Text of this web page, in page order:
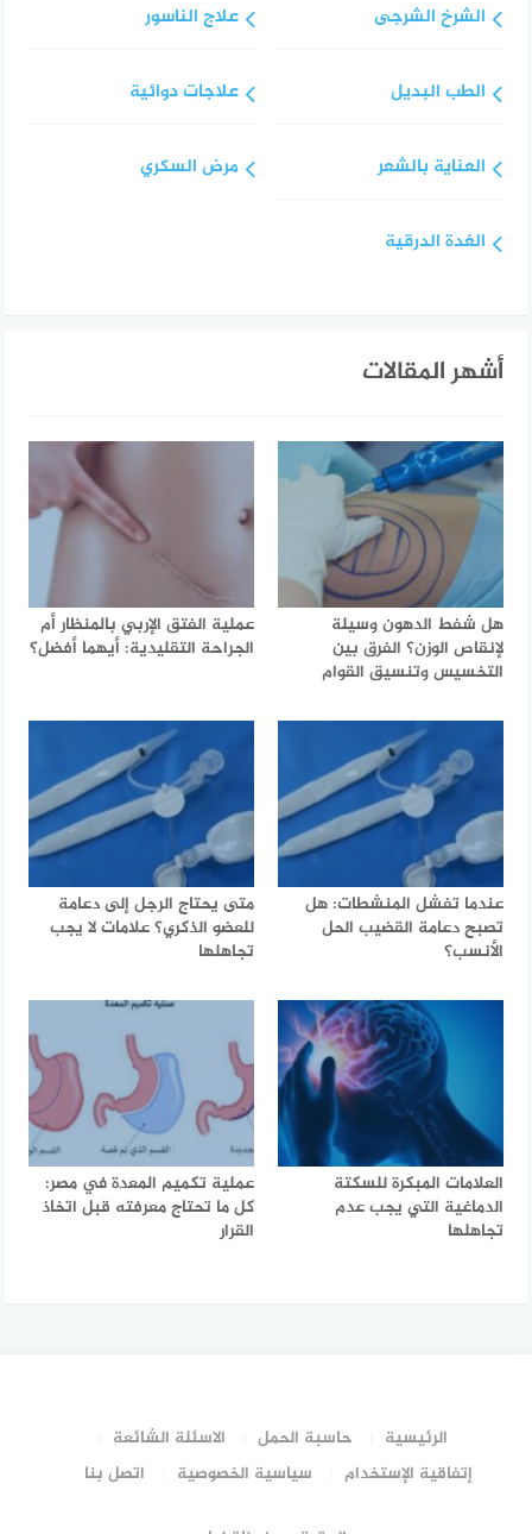
الشرخ الشرجى
الطب البديل
العناية بالشعر
الغدة الدرقية
علاج الناسور
علاجات دوائية
مرض السكري
أشهر المقالات
هل شفط الدهون وسيلة
لإنقاص الوزن؟ الفرق بين
التخسيس وتنسيق القوام
عملية الفتق الإربي بالمنظار أم
الجراحة التقليدية: أيهما أفضل؟
عندما تفشل المنشطات: هل
تصبح دعامة القضيب الحل
الأنسب؟
متى يحتاج الرجل إلى دعامة
للعضو الذكري؟ علامات لا يجب
تجاهلها
العلامات المبكرة للسكتة
الدماغية التي يجب عدم
تجاهلها
عملية تكميم المعدة في مصر:
كل ما تحتاج معرفته قبل اتخاذ
القرار
الرئيسية حاسبة الحمل
الاسئلة الشائعة
إتفاقية الإستخدام
سياسية الخصوصية اتصل بنا